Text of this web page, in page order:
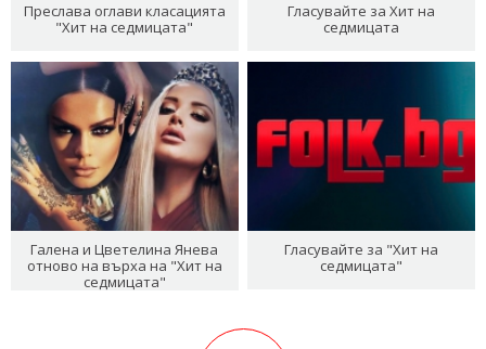
Преслава оглави класацията
"Хит на седмицата"
Гласувайте за Хит на
седмицата
Галена и Цветелина Янева
отново на върха на "Хит на
седмицата"
Гласувайте за "Хит на
седмицата"